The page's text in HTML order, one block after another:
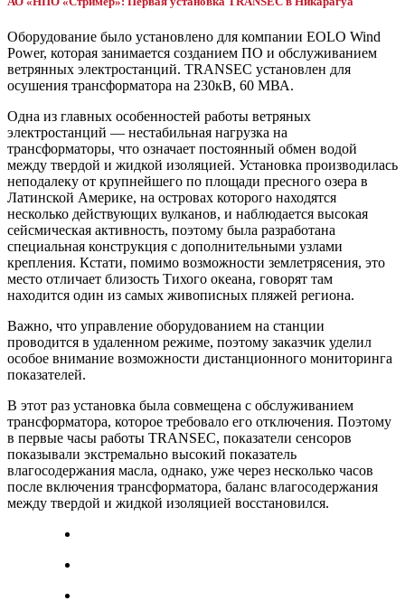
Оборудование было установлено для компании EOLO Wind
Power, которая занимается созданием ПО и обслуживанием
ветрянных электростанций. TRANSEC установлен для
осушения трансформатора на 230кВ, 60 МВА.
Одна из главных особенностей работы ветряных
электростанций — нестабильная нагрузка на
трансформаторы, что означает постоянный обмен водой
между твердой и жидкой изоляцией. Установка производилась
неподалеку от крупнейшего по площади пресного озера в
Латинской Америке, на островах которого находятся
несколько действующих вулканов, и наблюдается высокая
сейсмическая активность, поэтому была разработана
специальная конструкция с дополнительными узлами
крепления. Кстати, помимо возможности землетрясения, это
место отличает близость Тихого океана, говорят там
находится один из самых живописных пляжей региона.
Важно, что управление оборудованием на станции
проводится в удаленном режиме, поэтому заказчик уделил
особое внимание возможности дистанционного мониторинга
показателей.
В этот раз установка была совмещена с обслуживанием
трансформатора, которое требовало его отключения. Поэтому
в первые часы работы TRANSEC, показатели сенсоров
показывали экстремально высокий показатель
влагосодержания масла, однако, уже через несколько часов
после включения трансформатора, баланс влагосодержания
между твердой и жидкой изоляцией восстановился.